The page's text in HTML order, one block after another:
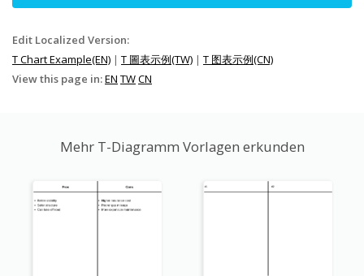
Edit Localized Version:
T Chart Example(EN) | T 圖表示例(TW) | T 图表示例(CN)
View this page in:EN TWCN
Mehr T-Diagramm Vorlagen erkunden